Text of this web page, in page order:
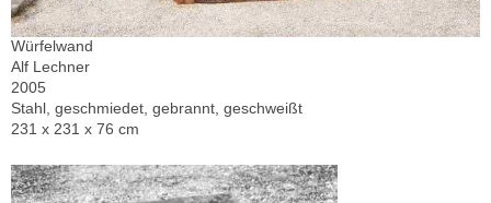
Würfelwand
Alf Lechner
2005
Stahl, geschmiedet, gebrannt, geschweißt
231 x 231 x 76 cm